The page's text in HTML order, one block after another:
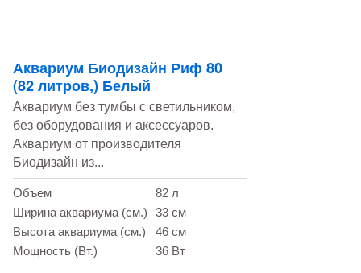
Аквариум Биодизайн Риф 80
(82 литров,) Белый
Аквариум без тумбы с светильником,
без оборудования и аксессуаров.
Аквариум от производителя
Биодизайн из...
Объем
82 л
Ширина аквариума (см.)
33 см
Высота аквариума (см.)
46 см
Мощность (Вт.)
36 Вт